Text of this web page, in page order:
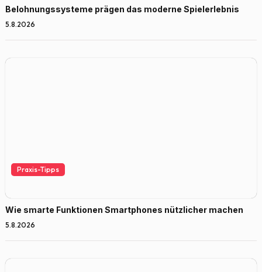
Belohnungssysteme prägen das moderne Spielerlebnis
5.8.2026
Praxis-Tipps
Wie smarte Funktionen Smartphones nützlicher machen
5.8.2026